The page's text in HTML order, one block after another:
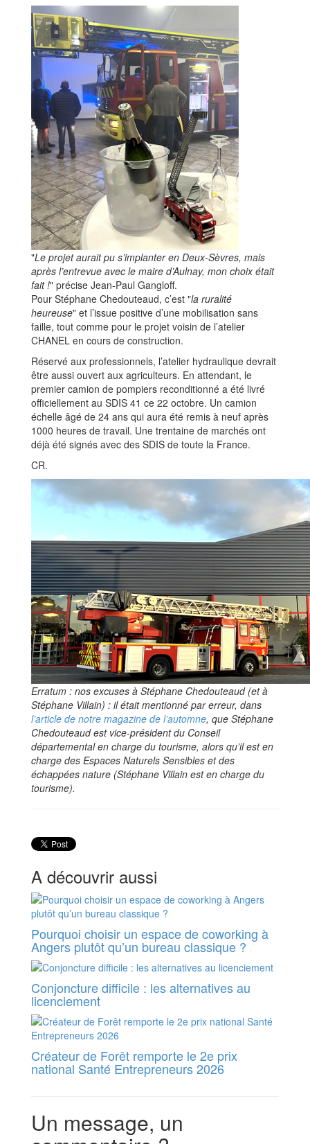
"Le projet aurait pu s’implanter en Deux-Sèvres, mais
après l’entrevue avec le maire d’Aulnay, mon choix était
fait !" précise Jean-Paul Gangloff.
Pour Stéphane Chedouteaud, c’est "la ruralité
heureuse" et l’issue positive d’une mobilisation sans
faille, tout comme pour le projet voisin de l’atelier
CHANEL en cours de construction.
Réservé aux professionnels, l’atelier hydraulique devrait
être aussi ouvert aux agriculteurs. En attendant, le
premier camion de pompiers reconditionné a été livré
officiellement au SDIS 41 ce 22 octobre. Un camion
échelle âgé de 24 ans qui aura été remis à neuf après
1000 heures de travail. Une trentaine de marchés ont
déjà été signés avec des SDIS de toute la France.
CR.
Erratum : nos excuses à Stéphane Chedouteaud (et à
Stéphane Villain) : il était mentionné par erreur, dans
l’article de notre magazine de l’automne, que Stéphane
Chedouteaud est vice-président du Conseil
départemental en charge du tourisme, alors qu’il est en
charge des Espaces Naturels Sensibles et des
échappées nature (Stéphane Villain est en charge du
tourisme).
A découvrir aussi
Pourquoi choisir un espace de coworking à
Angers plutôt qu’un bureau classique ?
Conjoncture difficile : les alternatives au
licenciement
Créateur de Forêt remporte le 2e prix
national Santé Entrepreneurs 2026
Un message, un